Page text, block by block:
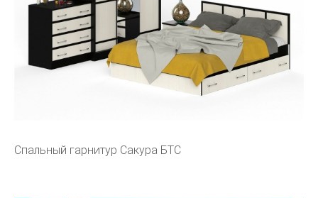
Спальный гарнитур Сакура БТС